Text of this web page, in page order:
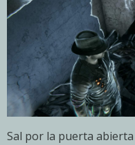
Sal por la puerta